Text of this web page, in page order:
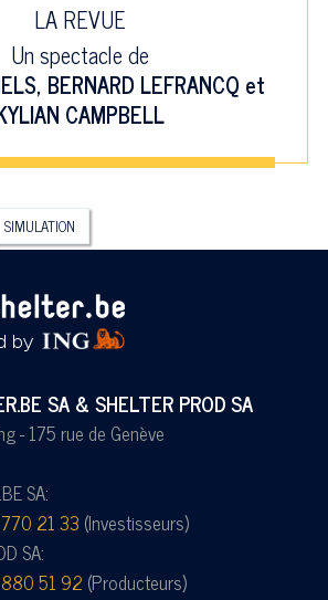
LA REVUE
Un spectacle de
, BERNARD LEFRANCQ et
CAMPBELL
SIMULATION
SA & SHELTER PROD SA
- 175 rue de Genève
SA:
21 33 (Investisseurs)
SA:
51 92 (Producteurs)